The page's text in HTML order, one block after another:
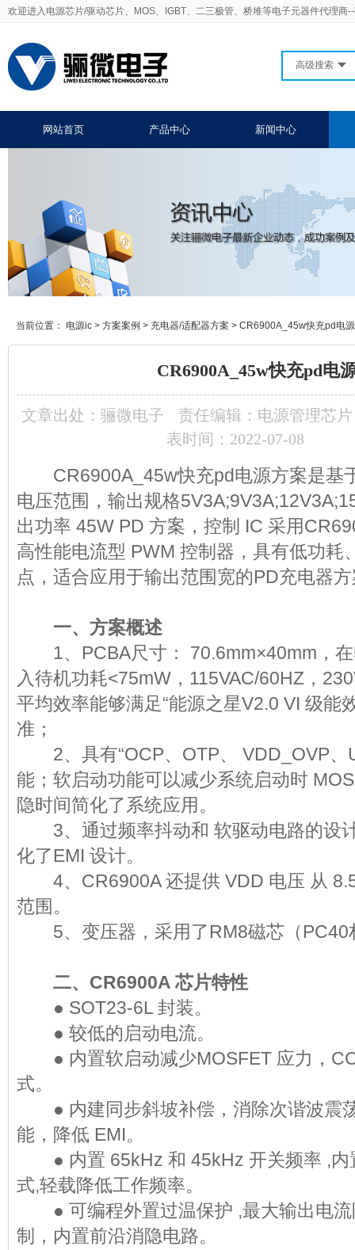
欢迎进入电源芯片/驱动芯片、MOS、IGBT、二三极管、桥堆等电子元器件代理商
高级搜索
网站首页 产品中心 新闻中心
当前位置： 电源ic > 方案案例 > 充电器/适配器方案 > CR6900A_45w快充pd电
CR6900A_45w快充pd电
文章出处： 骊微电子
责任编辑：电源管理芯片
表时间：2022-07-08
CR6900A_45w快充pd电源方案是基
电压范围，输出规格
出功率 45W PD 方案，控制 IC 采用
高性能电流型 PWM 控制器，具有低功耗
点，适合应用于输出范围宽的PD充电器
一、方案概述
1、PCBA尺寸： 70.6mm×40mm，在
入待机功耗<75mW，115VAC/60HZ，
平均效率能够满足“能源之星V2.0 VI 级能
准；
2、具有“OCP、OTP、 VDD_OVP、
能；软启动功能可以减少系统启动时
隐时间简化了系统应用。
3、通过频率抖动和 软驱动电路的设
化了EMI 设计。
4、CR6900A 还提供 VDD 电压 从
范围。
5、变压器，采用了RM8磁芯（PC40
二、CR6900A 芯片特性
● SOT23-6L 封装。
● 较低的启动电流。
● 内置软启动减少MOSFET 应力，
式。
● 内建同步斜坡补偿，消除次谐波震
能，降低 EMI。
● 内置 65kHz 和 45kHz 开关频率 ,内
式,轻载降低工作频率。
● 可编程外置过温保护 ,最大输出电流
制，内置前沿消隐电路。